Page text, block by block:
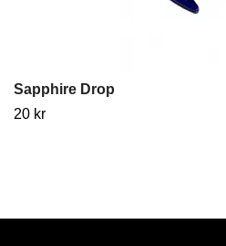
Sapphire Drop
20 kr